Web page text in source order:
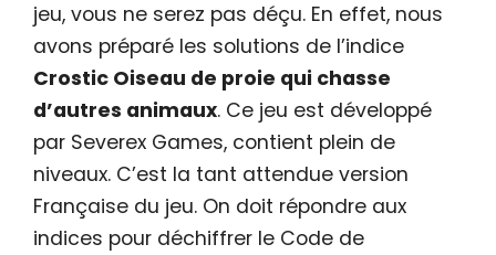
jeu, vous ne serez pas déçu. En effet, nous
avons préparé les solutions de l’indice
Crostic Oiseau de proie qui chasse
d’autres animaux. Ce jeu est développé
par Severex Games, contient plein de
niveaux. C’est la tant attendue version
Française du jeu. On doit répondre aux
indices pour déchiffrer le Code de